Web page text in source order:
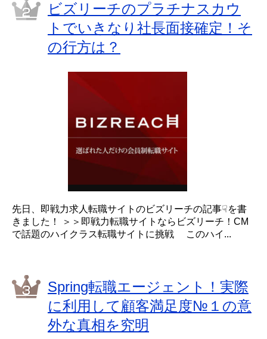
ビズリーチのプラチナスカウ
トでいきなり社長面接確定！そ
の行方は？
先日、即戦力求人転職サイトのビズリーチの記事☟を書
きました！ ＞＞即戦力転職サイトならビズリーチ！CM
で話題のハイクラス転職サイトに挑戦 このハイ...
Spring転職エージェント！実際
に利用して顧客満足度№１の意
外な真相を究明